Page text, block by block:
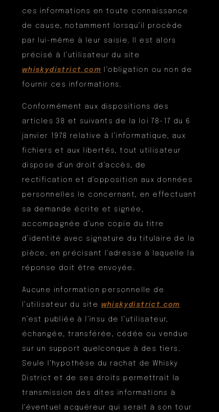
ces informations en toute connaissance
de cause, notamment lorsqu’il procède
par lui-même à leur saisie. Il est alors
précisé à l’utilisateur du site
whiskydistrict.com l’obligation ou non de
fournir ces informations.
Conformément aux dispositions des
articles 38 et suivants de la loi 78-17 du 6
janvier 1978 relative à l’informatique, aux
fichiers et aux libertés, tout utilisateur
dispose d’un droit d’accès, de
rectification et d’opposition aux données
personnelles le concernant, en effectuant
sa demande écrite et signée,
accompagnée d’une copie du titre
d’identité avec signature du titulaire de la
pièce, en précisant l’adresse à laquelle la
réponse doit être envoyée.
Aucune information personnelle de
l’utilisateur du site whiskydistrict.com
n’est publiée à l’insu de l’utilisateur,
échangée, transférée, cédée ou vendue
sur un support quelconque à des tiers.
Seule l’hypothèse du rachat de Whisky
District et de ses droits permettrait la
transmission des dites informations à
l’éventuel acquéreur qui serait à son tour